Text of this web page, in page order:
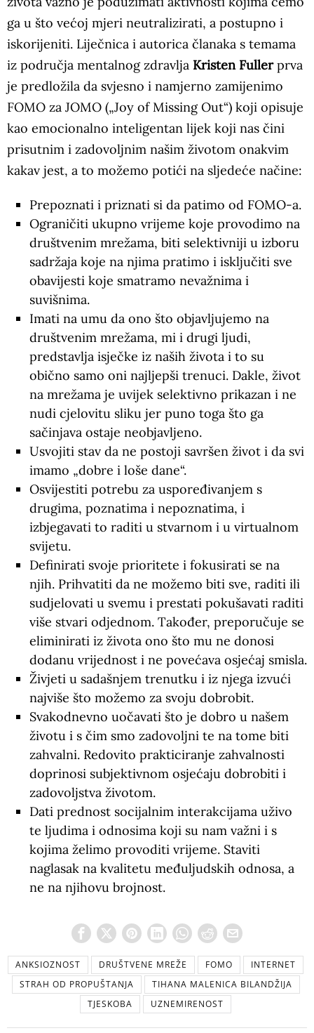
ga u što većoj mjeri neutralizirati, a postupno i
iskorijeniti. Liječnica i autorica članaka s temama
iz područja mentalnog zdravlja Kristen Fullerprva
je predložila da svjesno i namjerno zamijenimo
FOMO za JOMO („Joy of Missing Out“) koji opisuje
kao emocionalno inteligentan lijek koji nas čini
prisutnim i zadovoljnim našim životom onakvim
kakav jest, a to možemo potići na sljedeće načine:
Prepoznati i priznati si da patimo od FOMO-a.
Ograničiti ukupno vrijeme koje provodimo na
društvenim mrežama, biti selektivniji u izboru
sadržaja koje na njima pratimo i isključiti sve
obavijesti koje smatramo nevažnima i
suvišnima.
Imati na umu da ono što objavljujemo na
društvenim mrežama, mi i drugi ljudi,
predstavlja isječke iz naših života i to su
obično samo oni najljepši trenuci. Dakle, život
na mrežama je uvijek selektivno prikazan i ne
nudi cjelovitu sliku jer puno toga što ga
sačinjava ostaje neobjavljeno.
Usvojiti stav da ne postoji savršen život i da svi
imamo „dobre i loše dane“.
Osvijestiti potrebu za uspoređivanjem s
drugima, poznatima i nepoznatima, i
izbjegavati to raditi u stvarnom i u virtualnom
svijetu.
Definirati svoje prioritete i fokusirati se na
njih. Prihvatiti da ne možemo biti sve, raditi ili
sudjelovati u svemu i prestati pokušavati raditi
više stvari odjednom. Također, preporučuje se
eliminirati iz života ono što mu ne donosi
dodanu vrijednost i ne povećava osjećaj smisla.
Živjeti u sadašnjem trenutku i iz njega izvući
najviše što možemo za svoju dobrobit.
Svakodnevno uočavati što je dobro u našem
životu i s čim smo zadovoljni te na tome biti
zahvalni. Redovito prakticiranje zahvalnosti
doprinosi subjektivnom osjećaju dobrobiti i
zadovoljstva životom.
Dati prednost socijalnim interakcijama uživo
te ljudima i odnosima koji su nam važni i s
kojima želimo provoditi vrijeme. Staviti
naglasak na kvalitetu međuljudskih odnosa, a
ne na njihovu brojnost.
ANKSIOZNOST DRUŠTVENE MREŽE FOMO
INTERNET
STRAH OD PROPUŠTANJA
TIHANA MALENICA BILANDŽIJA
TJESKOBA
UZNEMIRENOST